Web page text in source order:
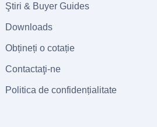
Ştiri & Buyer Guides
Downloads
Obțineți o cotație
Contactaţi-ne
Politica de confidențialitate